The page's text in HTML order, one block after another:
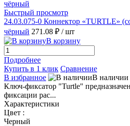
Быстрый просмотр
24.03.075-0 Коннектор «TURTLE»
чёрный 271.08 ₽ / шт
В корзину
Подробнее
Купить в 1 клик Сравнение
В избранное
В наличии
Ключ-фиксатор "Turtle"
фиксации рас...
Характеристики
Цвет :
Черный